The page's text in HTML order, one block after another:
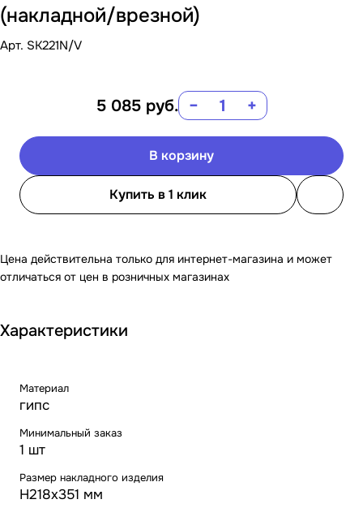
(накладной/врезной)
Арт. SK221N/V
5 085 руб. − +
В корзину
Купить в 1 клик
Цена действительна только для интернет-магазина и может
отличаться от цен в розничных магазинах
Характеристики
Материал
гипс
Минимальный заказ
1 шт
Размер накладного изделия
H218х351 мм